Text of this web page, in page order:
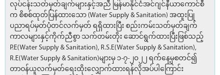
လုပ်ငန်းသတ်မှတ်ချက်များနှင့်အညီ မြန်မာနိုင်ငံအင်ဂျင်နီယာကောင်စီ
က စိစစ်ထုတ်ပြန်ထားသော (Water Supply & Sanitation) အထူးပြု
ပညာရပ်မှတ်ပုံတင်လက်မှတ် ရရှိထားပြီး စည်းကမ်းသတ်မှတ်ချက်
ကာလများနှင့်ကိုက်ညီစွာ သက်တမ်းတိုး ဆောင်ရွက်ထားပြီးဖြစ်သည့်
P.E(Water Supply & Sanitation), R.S.E(Water Supply & Sanitation),
R.E(Water Supply & Sanitation)များမှ ၁-၇-၂၀၂၂ ရက်နေ့မှစတင်၍
တာဝန်ယူလက်မှတ်ရေးထိုးလျှောက်ထားရန်လိုအပ်ပါကြောင်း